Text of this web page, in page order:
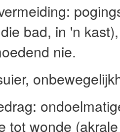
bad, in 'n
nie.
tot wonde